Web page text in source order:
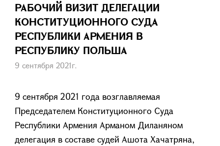
РАБОЧИЙ ВИЗИТ ДЕЛЕГАЦИИ
КОНСТИТУЦИОННОГО СУДА
РЕСПУБЛИКИ АРМЕНИЯ В
РЕСПУБЛИКУ ПОЛЬША
9 сентября 2021г.
9 сентября 2021 года возглавляемая
Председателем Конституционного Суда
Республики Армения Арманом Диланяном
делегация в составе судей Ашота Хачатряна,